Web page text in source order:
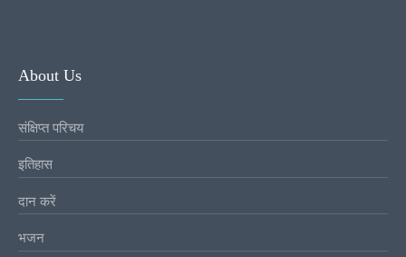
About Us
संक्षिप्त परिचय
इतिहास
दान करें
भजन